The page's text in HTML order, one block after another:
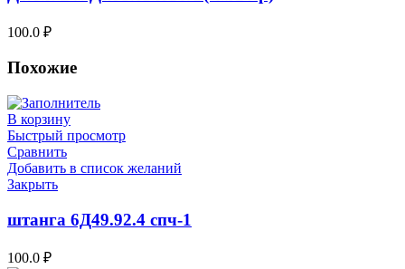
100.0 ₽
Похожие
В корзину
Быстрый просмотр
Сравнить
Добавить в список желаний
Закрыть
штанга 6Д49.92.4 спч-1
100.0 ₽